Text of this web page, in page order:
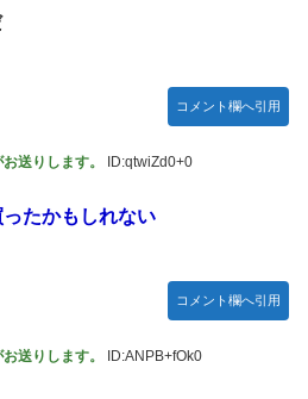
コメント欄へ引用
送りします。 ID:qtwiZd0+0
たかもしれない
コメント欄へ引用
送りします。 ID:ANPB+fOk0